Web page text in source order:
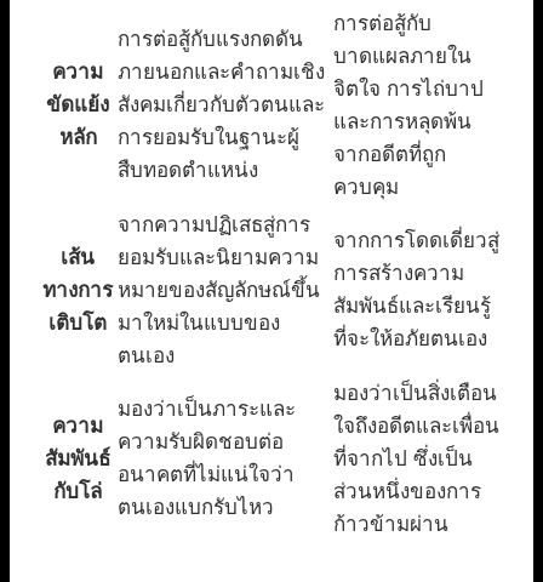
ความ
ขัดแย้ง
หลัก
การต่อสู้กับแรงกดดัน
ภายนอกและคำถามเชิง
สังคมเกี่ยวกับตัวตนและ
การยอมรับในฐานะผู้
สืบทอดตำแหน่ง
การต่อสู้กับ
บาดแผลภายใน
จิตใจ การไถ่บาป
และการหลุดพ้น
จากอดีตที่ถูก
ควบคุม
เส้น
ทางการ
เติบโต
จากความปฏิเสธสู่การ
ยอมรับและนิยามความ
หมายของสัญลักษณ์ขึ้น
มาใหม่ในแบบของ
ตนเอง
จากการโดดเดี่ยวสู่
การสร้างความ
สัมพันธ์และเรียนรู้
ที่จะให้อภัยตนเอง
ความ
สัมพันธ์
กับโล่
มองว่าเป็นภาระและ
ความรับผิดชอบต่อ
อนาคตที่ไม่แน่ใจว่า
ตนเองแบกรับไหว
มองว่าเป็นสิ่งเตือน
ใจถึงอดีตและเพื่อน
ที่จากไป ซึ่งเป็น
ส่วนหนึ่งของการ
ก้าวข้ามผ่าน